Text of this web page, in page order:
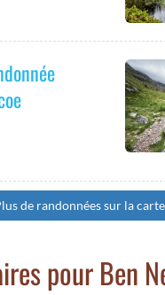
de randonnées sur la carte
pour Ben